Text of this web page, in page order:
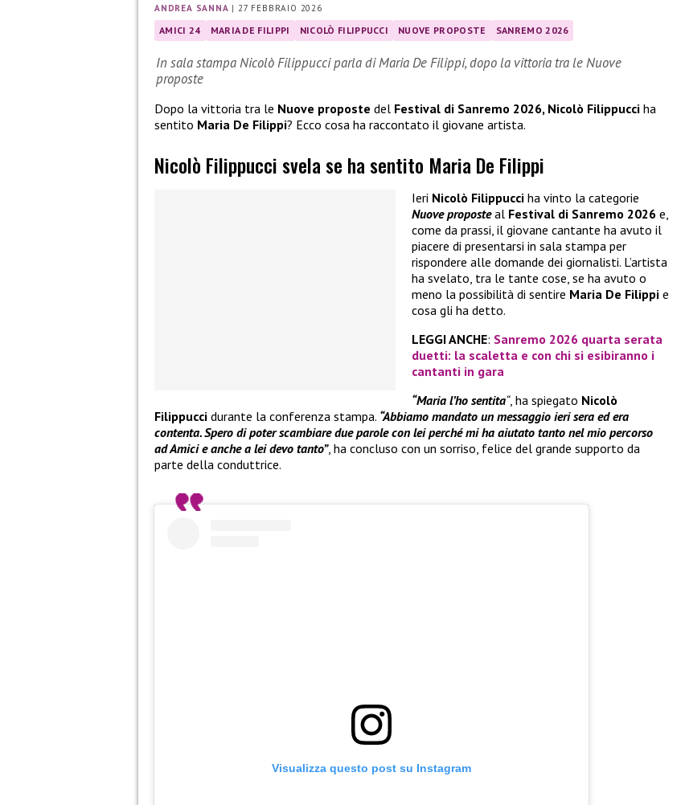
ANDREA SANNA |27 FEBBRAIO 2026
AMICI 24 MARIA DE FILIPPI NICOLÒ FILIPPUCCI NUOVE PROPOSTE SANREMO 2026
In sala stampa Nicolò Filippucci parla di Maria De Filippi, dopo la vittoria tra le Nuove
proposte
Dopo la vittoria tra le Nuove proposte del Festival di Sanremo 2026, Nicolò Filippucci ha
sentito Maria De Filippi? Ecco cosa ha raccontato il giovane artista.
Nicolò Filippucci svela se ha sentito Maria De Filippi
Ieri Nicolò Filippucci ha vinto la categorie
Nuove proposteal Festival di Sanremo 2026 e,
come da prassi, il giovane cantante ha avuto il
piacere di presentarsi in sala stampa per
rispondere alle domande dei giornalisti. L’artista
ha svelato, tra le tante cose, se ha avuto o
meno la possibilità di sentire Maria De Filippi e
cosa gli ha detto.
LEGGI ANCHE: Sanremo 2026 quarta serata
duetti: la scaletta e con chi si esibiranno i
cantanti in gara
“Maria l’ho sentita“, ha spiegato Nicolò
Filippucci durante la conferenza stampa. “Abbiamo mandato un messaggio ieri sera ed era
contenta. Spero di poter scambiare due parole con lei perché mi ha aiutato tanto nel mio percorso
ad Amici e anche a lei devo tanto”, ha concluso con un sorriso, felice del grande supporto da
parte della conduttrice.
Visualizza questo post su Instagram